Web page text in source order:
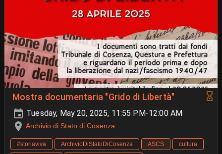
Mostra documentaria "Grido di Libertà"
Tuesday, May 20, 2025, 11:55 PM-12:00 AM
Archivio di Stato di Cosenza
#storiaviva ArchivioDiStatoDiCosenza ASCS cultura